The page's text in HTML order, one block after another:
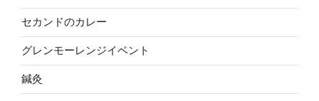
セカンドのカレー
グレンモーレンジイベント
鍼灸